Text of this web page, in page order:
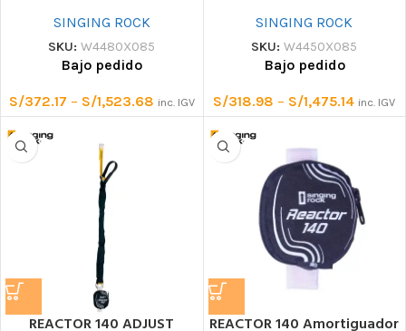
SINGING ROCK
SKU:W4480X085
Bajo pedido
S/372.17 – S/1,523.68 inc. IGV
SINGING ROCK
SKU:W4450X085
Bajo pedido
S/318.98 – S/1,475.14 inc. IGV
REACTOR 140 ADJUST
REACTOR 140 Amortiguador